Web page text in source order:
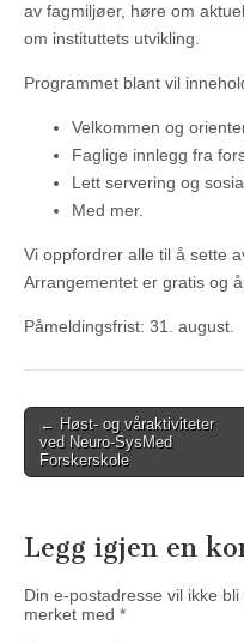
av fagmiljøer, høre om
om instituttets utvikling.
Programmet blant vil
Velkommen og
Faglige innlegg fra
Lett servering og
Med mer.
Vi oppfordrer alle til å sette
Arrangementet er gratis og
Påmeldingsfrist: 31. august.
Post
navigation
← Høst- og våraktiviteter
ved Neuro-SysMed
Forskerskole
Legg igjen en
Din e-postadresse vil ikke bli
merket med *